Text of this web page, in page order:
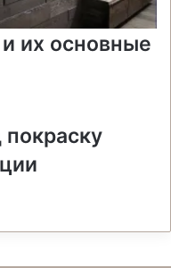
их основные
покраску